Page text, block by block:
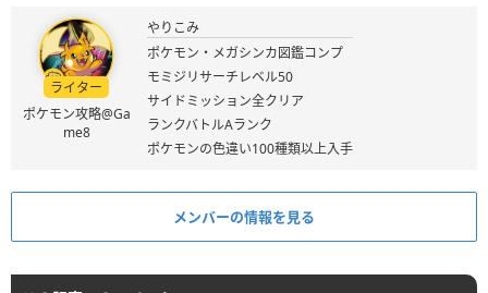
ライター
ポケモン攻略@Ga
me8
やりこみ
ポケモン・メガシンカ図鑑コンプ
モミジリサーチレベル50
サイドミッション全クリア
ランクバトルAランク
ポケモンの色違い100種類以上入手
メンバーの情報を見る